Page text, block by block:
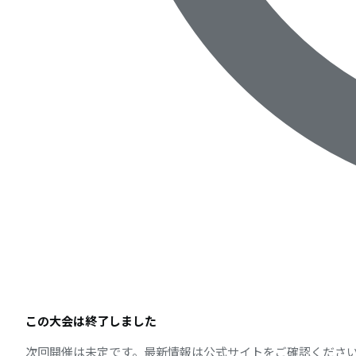
この大会は終了しました
次回開催は未定です。最新情報は公式サイトをご確認くださ